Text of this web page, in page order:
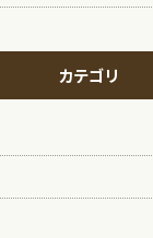
カテゴリ